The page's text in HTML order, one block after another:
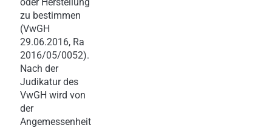
zu bestimmen
(VwGH
29.06.2016, Ra
2016/05/0052).
Nach der
Judikatur des
VwGH wird von
der
Angemessenheit